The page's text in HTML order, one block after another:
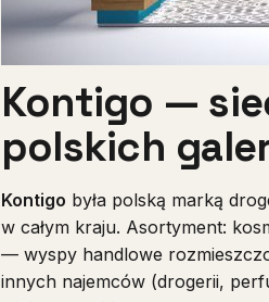
Kontigo —
polskich
Kontigo była polską marką
w całym kraju. Asortyment:
— wyspy handlowe
innych najemców (drogerii,